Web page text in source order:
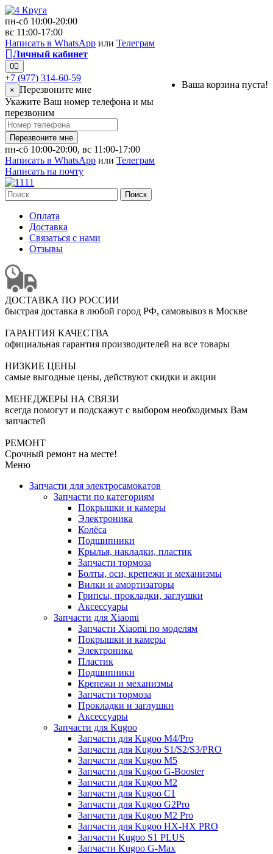
пн-сб 10:00-20:00
вс 11:00-17:00
Написать в WhatsApp или Телеграм
Личный кабинет
0
Ваша корзина пуста!
+7 (977) 314-60-59
× Перезвоните мне
Укажите Ваш номер телефона и мы
перезвоним
Перезвоните мне
пн-сб 10:00-20:00, вс 11:00-17:00
Написать в WhatsApp или Телеграм
Написать на почту
Поиск
Оплата
Доставка
Связаться с нами
Отзывы
ДОСТАВКА ПО РОССИИ
быстрая доставка в любой город РФ, самовывоз в Москве
ГАРАНТИЯ КАЧЕСТВА
официальная гарантия производителей на все товары
НИЗКИЕ ЦЕНЫ
самые выгодные цены, действуют скидки и акции
МЕНЕДЖЕРЫ НА СВЯЗИ
всегда помогут и подскажут с выбором необходимых Вам
запчастей
РЕМОНТ
Срочный ремонт на месте!
Меню
Запчасти для электросамокатов
Запчасти по категориям
Покрышки и камеры
Электроника
Колёса
Подшипники
Крылья, накладки, пластик
Запчасти тормоза
Болты, оси, крепежи и механизмы
Вилки и амортизаторы
Грипсы, прокладки, заглушки
Аксессуары
Запчасти для Xiaomi
Запчасти Xiaomi по моделям
Покрышки и камеры
Электроника
Пластик
Подшипники
Крепежи и механизмы
Запчасти тормоза
Прокладки и заглушки
Аксессуары
Запчасти для Kugoo
Запчасти для Kugoo M4/Pro
Запчасти для Kugoo S1/S2/S3/PRO
Запчасти для Kugoo M5
Запчасти для Kugoo G-Booster
Запчасти для Kugoo M2
Запчасти для Kugoo C1
Запчасти для Kugoo G2Pro
Запчасти для Kugoo M2 Pro
Запчасти для Kugoo HX-HX PRO
Запчасти Kugoo S1 PLUS
Запчасти Kugoo G-Max